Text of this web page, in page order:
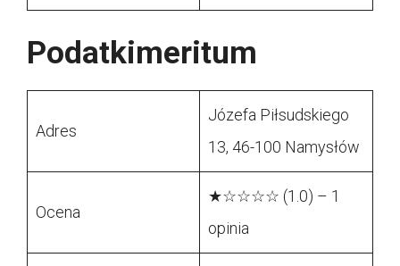
Podatkimeritum
Adres
Józefa Piłsudskiego
13, 46-100 Namysłów
Ocena
★☆☆☆☆ (1.0) – 1
opinia